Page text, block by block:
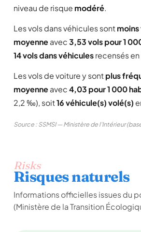
niveau de risque modéré.
Les vols dans véhicules sont
moyenneavec3,53 vols pour 1
14 vols dans véhiculesrecensés
Les vols de voiture y sontplus
moyenneavec4,03 pour 1 000
2,2 ‰), soit16 véhicule(s) volé(s)
Source : SSMSI — Ministère de l'Intérieur
Risks
Risques naturels
Informations officielles issues du
(Ministère de la Transition